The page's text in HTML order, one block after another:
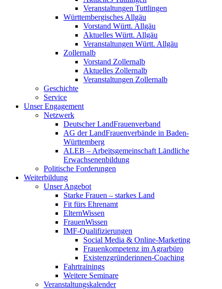
Veranstaltungen Tuttlingen
Württembergisches Allgäu
Vorstand Württ. Allgäu
Aktuelles Württ. Allgäu
Veranstaltungen Württ. Allgäu
Zollernalb
Vorstand Zollernalb
Aktuelles Zollernalb
Veranstaltungen Zollernalb
Geschichte
Service
Unser Engagement
Netzwerk
Deutscher LandFrauenverband
AG der LandFrauenverbände in Baden-
Württemberg
ALEB – Arbeitsgemeinschaft Ländliche
Erwachsenenbildung
Politische Forderungen
Weiterbildung
Unser Angebot
Starke Frauen – starkes Land
Fit fürs Ehrenamt
ElternWissen
FrauenWissen
IMF-Qualifizierungen
Social Media & Online-Marketing
Frauenkompetenz im Agrarbüro
Existenzgründerinnen-Coaching
Fahrtrainings
Weitere Seminare
Veranstaltungskalender